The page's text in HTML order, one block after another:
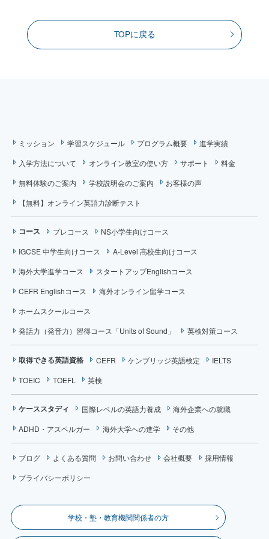
TOPに戻る
ミッション 学習スケジュール プログラム概要
進学実績
入学方法について
オンライン教室の使い方 サポート
料金
無料体験のご案内
学校説明会のご案内
お客様の声
【無料】オンライン英語力診断テスト
コース プレコース
NS小学生向けコース
IGCSE 中学生向けコース
A-Level 高校生向けコース
海外大学進学コース
スタートアップEnglishコース
CEFR Englishコース
海外オンライン留学コース
ホームスクールコース
発話力（発音力）習得コース「Units of Sound」
英検対策コース
取得できる英語資格 CEFR ケンブリッジ英語検定
IELTS
TOEIC
TOEFL 英検
ケーススタディ 国際レベルの英語力養成
海外企業への就職
ADHD・アスペルガー
海外大学への進学 その他
ブログ よくある質問 お問い合わせ 会社概要
採用情報
プライバシーポリシー
学校・塾・教育機関関係者の方